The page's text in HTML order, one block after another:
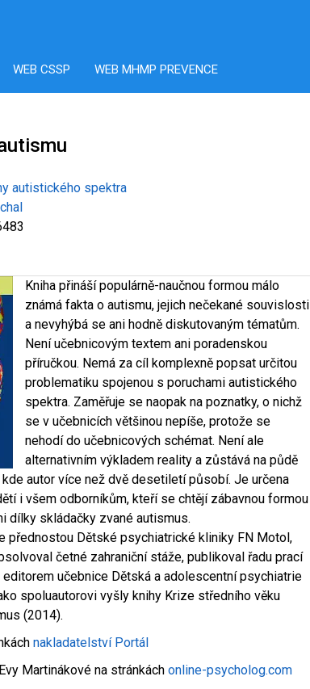
WEB CSSP WEB MHMP PREVENCE
autistického spektra
Kniha přináší populárně-naučnou formou málo
známá fakta o autismu, jejich nečekané souvislosti
a nevyhýbá se ani hodně diskutovaným tématům.
Není učebnicovým textem ani poradenskou
příručkou. Nemá za cíl komplexně popsat určitou
problematiku spojenou s poruchami autistického
spektra. Zaměřuje se naopak na poznatky, o nichž
se v učebnicích většinou nepíše, protože se
nehodí do učebnicových schémat. Není ale
alternativním výkladem reality a zůstává na půdě
autor více než dvě desetiletí působí. Je určena
i všem odborníkům, kteří se chtějí zábavnou formou
dílky skládačky zvané autismus.
přednostou Dětské psychiatrické kliniky FN Motol,
četné zahraniční stáže, publikoval řadu prací
editorem učebnice Dětská a adolescentní psychiatrie
spoluautorovi vyšly knihy Krize středního věku
(2014).
nakladatelství Portál
Martinákové na stránkáchonline-psycholog.com